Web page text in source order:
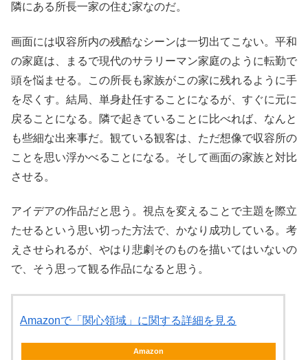
隣にある所長一家の住む家なのだ。
画面には収容所内の残酷なシーンは一切出てこない。平和
の家庭は、まるで現代のサラリーマン家庭のように転勤で
頭を悩ませる。この所長も家族がこの家に残れるように手
を尽くす。結局、単身赴任することになるが、すぐに元に
戻ることになる。隣で起きていることに比べれば、なんと
も些細な出来事だ。観ている観客は、ただ想像で収容所の
ことを思い浮かべることになる。そして画面の家族と対比
させる。
アイデアの作品だと思う。視点を変えることで主題を際立
たせるという思い切った方法で、かなり成功している。考
えさせられるが、やはり悲劇そのものを描いてはいないの
で、そう思って観る作品になると思う。
Amazonで「関心領域」に関する詳細を見る
Amazon